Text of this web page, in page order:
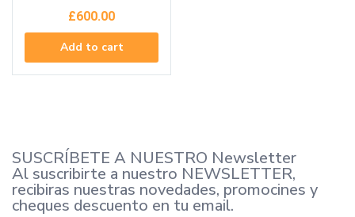
£600.00
Add to cart
SUSCRÍBETE A NUESTRO Newsletter
Al suscribirte a nuestro NEWSLETTER,
recibiras nuestras novedades, promocines y
cheques descuento en tu email.